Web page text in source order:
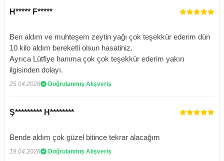
H***** F*****
Ben aldım ve muhteşem zeytin yağı çok teşekkür ederim dün
10 kilo aldım bereketli olsun hasatiniz.
Ayrıca Lütfiye hanıma çok çok teşekkür ederim yakın
ilgisinden dolayı.
25.04.2026 Doğrulanmış Alışveriş
Ş********* H********
Bende aldım çok güzel bitince tekrar alacağım
19.04.2026 Doğrulanmış Alışveriş